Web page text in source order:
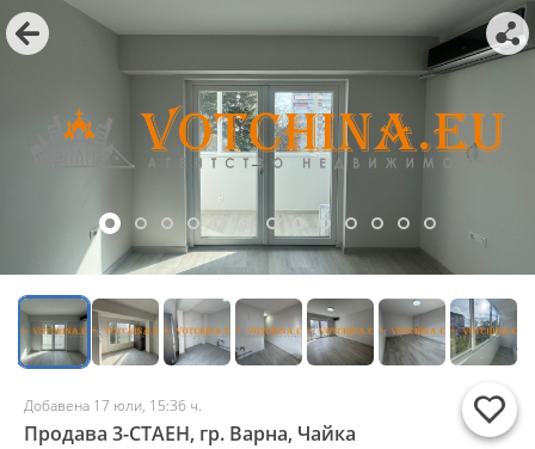
Добавена 17 юли, 15:36 ч.
Продава 3-СТАЕН, гр. Варна, Чайка